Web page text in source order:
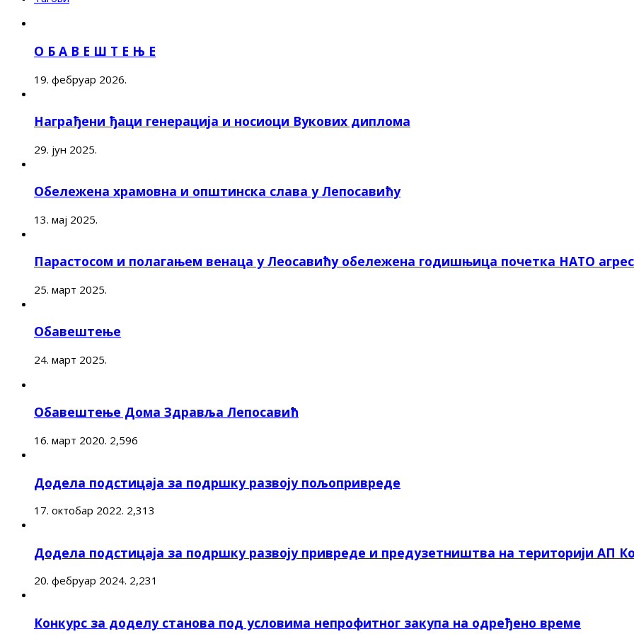
О Б А В Е Ш Т Е Њ Е
19. фебруар 2026.
Награђени ђаци генерација и носиоци Вукових диплома
29. јун 2025.
Обележена храмовна и општинска слава у Лепосавићу
13. мај 2025.
Парастосом и полагањем венаца у Леосавићу обележена годишњица почетка НАТО
25. март 2025.
Обавештење
24. март 2025.
Обавештење Дома Здравља Лепосавић
16. март 2020. 2,596
Додела подстицаја за подршку развоју пољопривреде
17. октобар 2022. 2,313
Додела подстицаја за подршку развоју привреде и предузетништва на територији АП
20. фебруар 2024. 2,231
Конкурс за доделу станова под условима непрофитног закупа на одређено време